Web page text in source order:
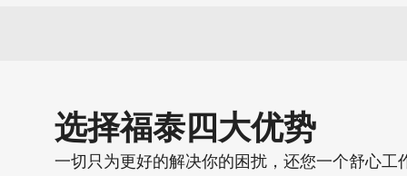
选择福泰四大优势
一切只为更好的解决你的困扰，还您一个舒心工